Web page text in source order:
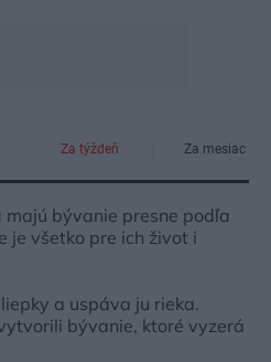
Za týždeň Za mesiac
bývanie presne podľa
je všetko pre ich život i
a uspáva ju rieka.
bývanie, ktoré vyzerá